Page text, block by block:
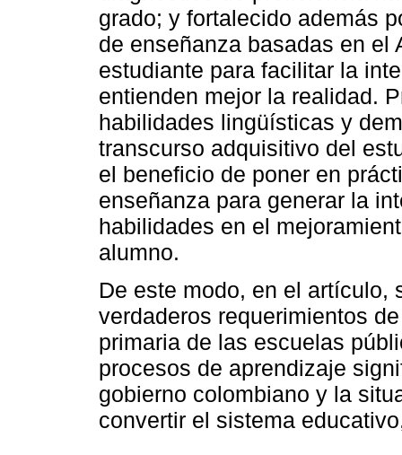
grado; y fortalecido además
de enseñanza basadas en el
estudiante para facilitar la
entienden mejor la realidad.
habilidades lingüísticas y
transcurso adquisitivo del
el beneficio de poner en
enseñanza para generar la
habilidades en el
alumno.
De este modo, en el artículo,
verdaderos requerimientos
primaria de las escuelas
procesos de aprendizaje
gobierno colombiano y la
convertir el sistema